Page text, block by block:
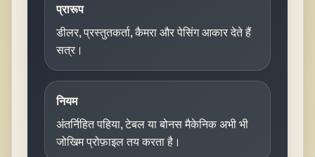
प्रारूप
डीलर, प्रस्तुतकर्ता, कैमरा और पेसिंग आकार देते हैं
सत्र।
नियम
अंतर्निहित पहिया, टेबल या बोनस मैकेनिक अभी भी
जोखिम प्रोफ़ाइल तय करता है।